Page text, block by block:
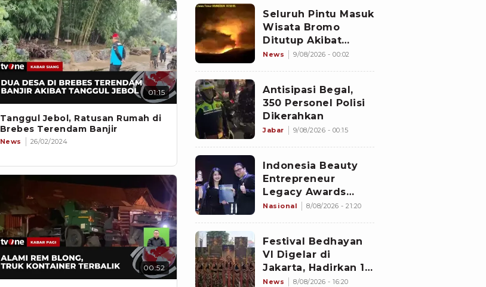
01:15
Tanggul Jebol, Ratusan Rumah di
Brebes Terendam Banjir
News 26/02/2024
00:52
Seluruh Pintu Masuk
Wisata Bromo
Ditutup Akibat
Kebakaran Hutan
News 9/08/2026 - 00:02
Antisipasi Begal,
350 Personel Polisi
Dikerahkan
Jabar 9/08/2026 - 00:15
Indonesia Beauty
Entrepreneur
Legacy Awards
2026 Digelar di
Negara Adu Karya
PMU
Nasional 8/08/2026 - 21:20
Festival Bedhayan
VI Digelar di
Jakarta, Hadirkan 16
Kelompok Tari dari
News 8/08/2026 - 16:20